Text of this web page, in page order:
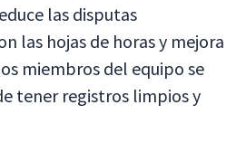
las disputas
las hojas de horas y mejora
miembros del equipo se
tener registros limpios y